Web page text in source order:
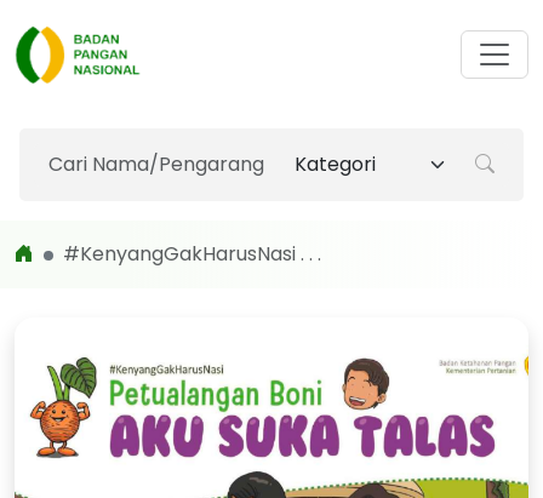
#KenyangGakHarusNasi . . .